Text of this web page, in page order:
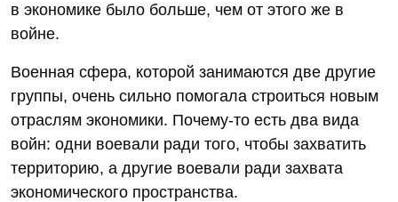
в экономике было больше, чем от этого же в
войне.
Военная сфера, которой занимаются две другие
группы, очень сильно помогала строиться новым
отраслям экономики. Почему-то есть два вида
войн: одни воевали ради того, чтобы захватить
территорию, а другие воевали ради захвата
экономического пространства.